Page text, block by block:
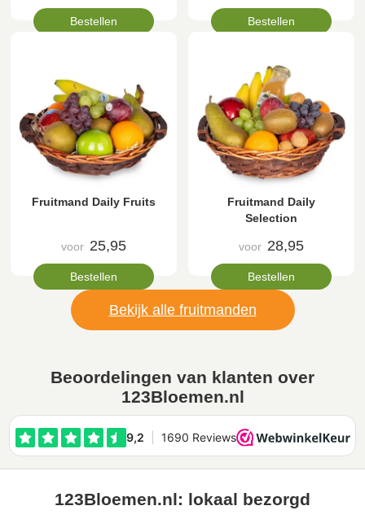
Bestellen Bestellen
Fruitmand Daily Fruits
voor 25,95
Bestellen
Fruitmand Daily
Selection
voor 28,95
Bestellen
Bekijk alle fruitmanden
Beoordelingen van klanten over
123Bloemen.nl
123Bloemen.nl: lokaal bezorgd